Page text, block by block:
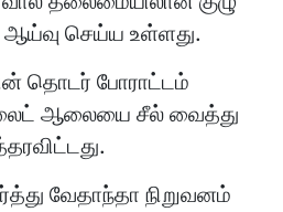
செய்ய உள்ளது.
தொடர் போராட்டம்
ஆலையை சீல் வைத்து
வேதாந்தா நிறுவனம்